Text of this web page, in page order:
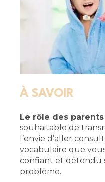
À SAVOIR
Le rôle des
souhaitable de
l’envie d’aller
vocabulaire que
confiant et détendu
problème.